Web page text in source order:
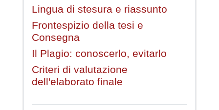
Lingua di stesura e riassunto
Frontespizio della tesi e
Consegna
Il Plagio: conoscerlo, evitarlo
Criteri di valutazione
dell'elaborato finale